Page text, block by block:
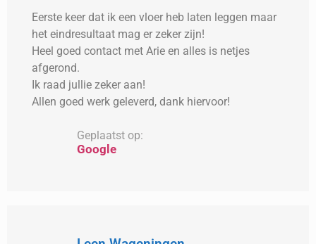
Eerste keer dat ik een vloer heb laten leggen maar
het eindresultaat mag er zeker zijn!
Heel goed contact met Arie en alles is netjes
afgerond.
Ik raad jullie zeker aan!
Allen goed werk geleverd, dank hiervoor!
Geplaatst op:
Google